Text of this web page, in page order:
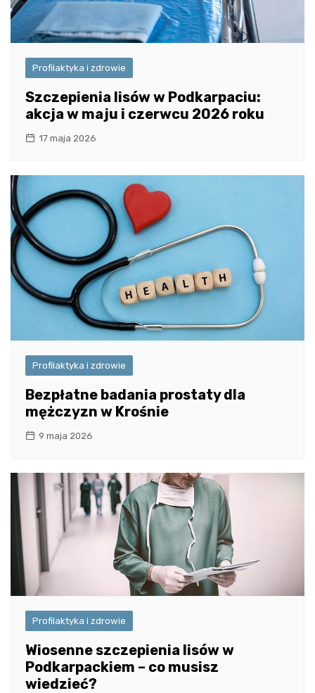
Profilaktyka i zdrowie
Szczepienia lisów w Podkarpaciu:
akcja w maju i czerwcu 2026 roku
17 maja 2026
Profilaktyka i zdrowie
Bezpłatne badania prostaty dla
mężczyzn w Krośnie
9 maja 2026
Profilaktyka i zdrowie
Wiosenne szczepienia lisów w
Podkarpackiem – co musisz
wiedzieć?